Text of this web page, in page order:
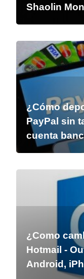
Shaolin
¿Cómo
PayPal sin
cuenta
¿Como
Hotmail -
Android,